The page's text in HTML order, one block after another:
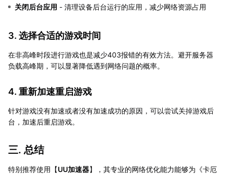
关闭后台应用 - 清理设备后台运行的应用，减少网络资源占用
3. 选择合适的游戏时间
在非高峰时段进行游戏也是减少403报错的有效方法。避开服务器
负载高峰期，可以显著降低遇到网络问题的概率。
4. 重新加速重启游戏
针对游戏没有加速或者没有加速成功的原因，可以尝试关掉游戏后
台，加速后重启游戏。
三. 总结
特别推荐使用【UU加速器】，其专业的网络优化能力能够为《卡厄